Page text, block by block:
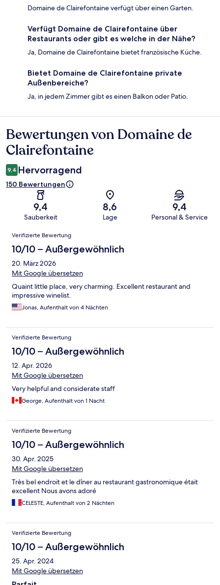
Domaine de Clairefontaine verfügt über einen Garten.
Verfügt Domaine de Clairefontaine über
Restaurants oder gibt es welche in der Nähe?
Ja, Domaine de Clairefontaine bietet französische Küche.
Bietet Domaine de Clairefontaine private
Außenbereiche?
Ja, in jedem Zimmer gibt es einen Balkon oder Patio.
Bewertungen
Bewertungen von Domaine de
Clairefontaine
9,4 Hervorragend
150 Bewertungen
9,4
Sauberkeit
8,6
Lage
9,4
Personal & Service
Bewertungen
Verifizierte Bewertung
10/10 – Außergewöhnlich
20. März 2026
Mit Google übersetzen
Quaint little place, very charming. Excellent restaurant and
impressive winelist.
Jonas, Aufenthalt von 4 Nächten
Verifizierte Bewertung
10/10 – Außergewöhnlich
12. Apr. 2026
Mit Google übersetzen
Very helpful and considerate staff
George, Aufenthalt von 1 Nacht
Verifizierte Bewertung
10/10 – Außergewöhnlich
30. Apr. 2025
Mit Google übersetzen
Très bel endroit et le dîner au restaurant gastronomique était
excellent Nous avons adoré
CELESTE, Aufenthalt von 2 Nächten
Verifizierte Bewertung
10/10 – Außergewöhnlich
25. Apr. 2024
Mit Google übersetzen